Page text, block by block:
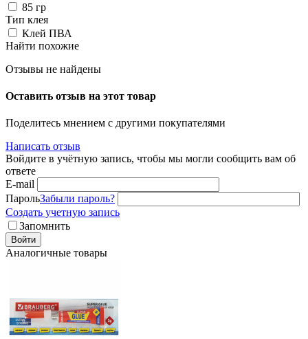
85 гр
Тип клея
Клей ПВА
Найти похожие
Отзывы не найдены
Оставить отзыв на этот товар
Поделитесь мнением с другими покупателями
Написать отзыв
Войдите в учётную запись, чтобы мы могли сообщить вам об
ответе
E-mail
ПарольЗабыли пароль?
Создать учетную запись
Запомнить
Войти
Аналогичные товары